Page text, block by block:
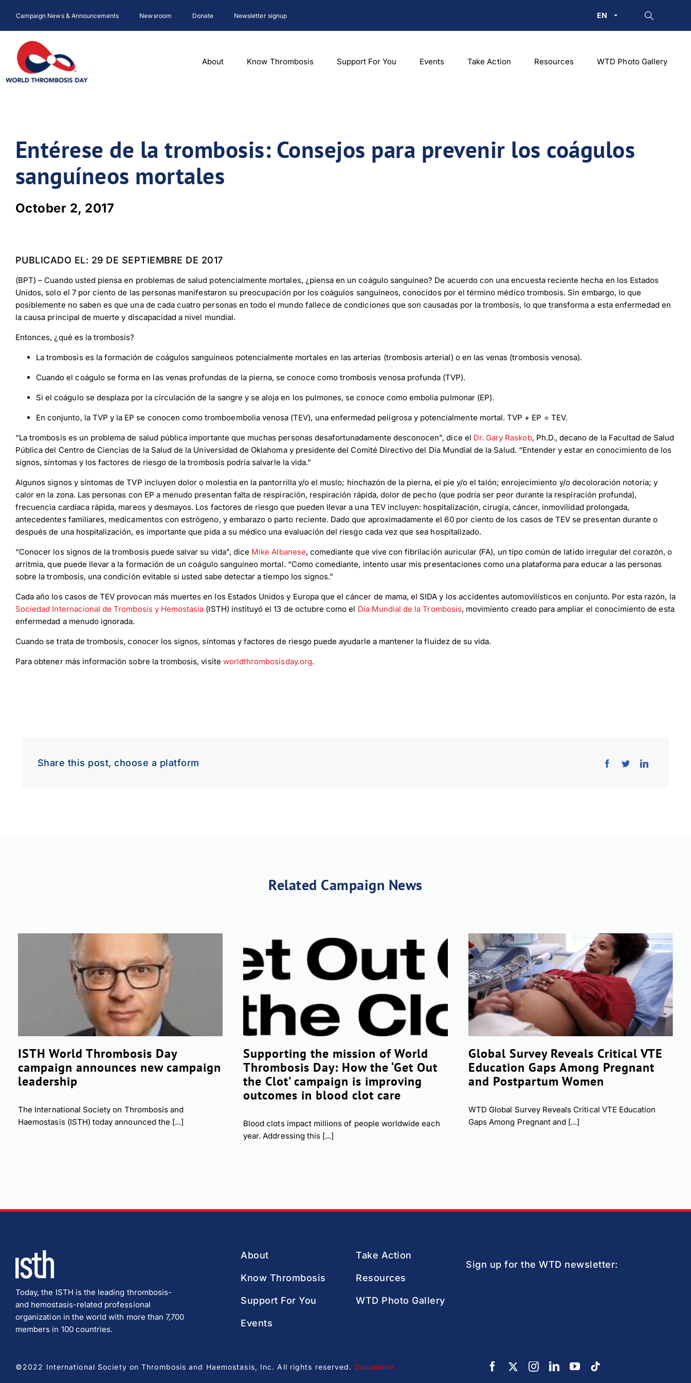
content
Campaign News & Announcements Newsroom Donate Newsletter signup EN
About Know Thrombosis Support For You Events Take Action Resources WTD Photo Gallery
Entérese de la trombosis: Consejos para prevenir los coágulos
sanguíneos mortales
October 2, 2017
PUBLICADO EL: 29 DE SEPTIEMBRE DE 2017
(BPT) – Cuando usted piensa en problemas de salud potencialmente mortales, ¿piensa en un coágulo sanguíneo? De acuerdo con una encuesta reciente hecha en los Estados
Unidos, solo el 7 por ciento de las personas manifestaron su preocupación por los coágulos sanguíneos, conocidos por el término médico trombosis. Sin embargo, lo que
posiblemente no saben es que una de cada cuatro personas en todo el mundo fallece de condiciones que son causadas por la trombosis, lo que transforma a esta enfermedad en
la causa principal de muerte y discapacidad a nivel mundial.
Entonces, ¿qué es la trombosis?
La trombosis es la formación de coágulos sanguíneos potencialmente mortales en las arterias (trombosis arterial) o en las venas (trombosis venosa).
Cuando el coágulo se forma en las venas profundas de la pierna, se conoce como trombosis venosa profunda (TVP).
Si el coágulo se desplaza por la circulación de la sangre y se aloja en los pulmones, se conoce como embolia pulmonar (EP).
En conjunto, la TVP y la EP se conocen como tromboembolia venosa (TEV), una enfermedad peligrosa y potencialmente mortal. TVP + EP = TEV.
“La trombosis es un problema de salud pública importante que muchas personas desafortunadamente desconocen”, dice el Dr. Gary Raskob, Ph.D., decano de la Facultad de Salud
Pública del Centro de Ciencias de la Salud de la Universidad de Oklahoma y presidente del Comité Directivo del Día Mundial de la Salud. “Entender y estar en conocimiento de los
signos, síntomas y los factores de riesgo de la trombosis podría salvarle la vida.”
Algunos signos y síntomas de TVP incluyen dolor o molestia en la pantorrilla y/o el muslo; hinchazón de la pierna, el pie y/o el talón; enrojecimiento y/o decoloración notoria; y
calor en la zona. Las personas con EP a menudo presentan falta de respiración, respiración rápida, dolor de pecho (que podría ser peor durante la respiración profunda),
frecuencia cardíaca rápida, mareos y desmayos. Los factores de riesgo que pueden llevar a una TEV incluyen: hospitalización, cirugía, cáncer, inmovilidad prolongada,
antecedentes familiares, medicamentos con estrógeno, y embarazo o parto reciente. Dado que aproximadamente el 60 por ciento de los casos de TEV se presentan durante o
después de una hospitalización, es importante que pida a su médico una evaluación del riesgo cada vez que sea hospitalizado.
“Conocer los signos de la trombosis puede salvar su vida”, dice Mike Albanese, comediante que vive con fibrilación auricular (FA), un tipo común de latido irregular del corazón, o
arritmia, que puede llevar a la formación de un coágulo sanguíneo mortal. “Como comediante, intento usar mis presentaciones como una plataforma para educar a las personas
sobre la trombosis, una condición evitable si usted sabe detectar a tiempo los signos.”
Cada año los casos de TEV provocan más muertes en los Estados Unidos y Europa que el cáncer de mama, el SIDA y los accidentes automovilísticos en conjunto. Por esta razón, la
Sociedad Internacional de Trombosis y Hemostasia (ISTH) instituyó el 13 de octubre como el Día Mundial de la Trombosis, movimiento creado para ampliar el conocimiento de esta
enfermedad a menudo ignorada.
Cuando se trata de trombosis, conocer los signos, síntomas y factores de riesgo puede ayudarle a mantener la fluidez de su vida.
Para obtener más información sobre la trombosis, visite worldthrombosisday.org.
Share this post, choose a platform
Related Campaign News
ISTH World Thrombosis Day
campaign announces new campaign
leadership
The International Society on Thrombosis and
Haemostasis (ISTH) today announced the [...]
Supporting the mission of World
Thrombosis Day: How the ‘Get Out
the Clot’ campaign is improving
outcomes in blood clot care
Blood clots impact millions of people worldwide each
year. Addressing this [...]
Global Survey Reveals Critical VTE
Education Gaps Among Pregnant
and Postpartum Women
WTD Global Survey Reveals Critical VTE Education
Gaps Among Pregnant and [...]
Today, the ISTH is the leading thrombosis-
and hemostasis-related professional
organization in the world with more than 7,700
members in 100 countries.
About
Know Thrombosis
Support For You
Events
Take Action
Resources
WTD Photo Gallery
Sign up for the WTD newsletter:
©2022 International Society on Thrombosis and Haemostasis, Inc. All rights reserved. Disclaimer.